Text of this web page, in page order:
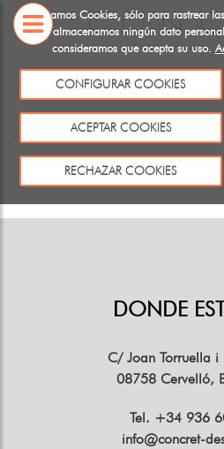
Utilizamos Cookies, sólo para rastrear
almacenamos ningún dato
consideramos que acepta su uso.
CONFIGURAR COOKIES
ACEPTAR COOKIES
RECHAZAR COOKIES
Este producto no existe o no está a la
Volver
DONDE
C/ Joan Torruella
08758 Cervelló,
Tel. +34 936
info@concret-